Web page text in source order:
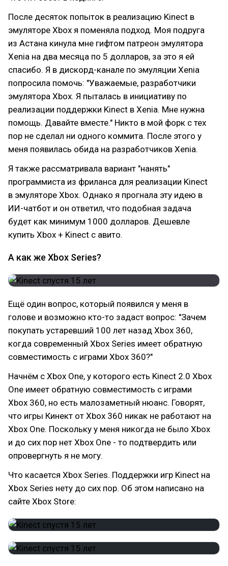
После десяток попыток в реализацию Kinect в
эмуляторе Xbox я поменяла подход. Моя подруга
из Астана кинула мне гифтом патреон эмулятора
Xenia на два месяца по 5 долларов, за это я ей
спасибо. Я в дискорд-канале по эмуляции Xenia
попросила помочь: "Уважаемые, разработчики
эмулятора Xbox. Я пыталась в инициативу по
реализации поддержки Kinect в Xenia. Мне нужна
помощь. Давайте вместе." Никто в мой форк с тех
пор не сделал ни одного коммита. После этого у
меня появилась обида на разработчиков Xenia.
Я также рассматривала вариант "нанять"
программиста из фриланса для реализации Kinect
в эмуляторе Xbox. Однако я прогнала эту идею в
ИИ-чатбот и он ответил, что подобная задача
будет как минимум 1000 долларов. Дешевле
купить Xbox + Kinect с авито.
А как же Xbox Series?
Ещё один вопрос, который появился у меня в
голове и возможно кто-то задаст вопрос: "Зачем
покупать устаревший 100 лет назад Xbox 360,
когда современный Xbox Series имеет обратную
совместимость с играми Xbox 360?"
Начнём с Xbox One, у которого есть Kinect 2.0 Xbox
One имеет обратную совместимость с играми
Xbox 360, но есть малозаметный нюанс. Говорят,
что игры Кинект от Xbox 360 никак не работают на
Xbox One. Поскольку у меня никогда не было Xbox
и до сих пор нет Xbox One - то подтвердить или
опровергнуть я не могу.
Что касается Xbox Series. Поддержки игр Kinect на
Xbox Series нету до сих пор. Об этом написано на
сайте Xbox Store: